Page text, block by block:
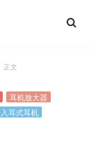
正文
耳机放大器
入耳式耳机